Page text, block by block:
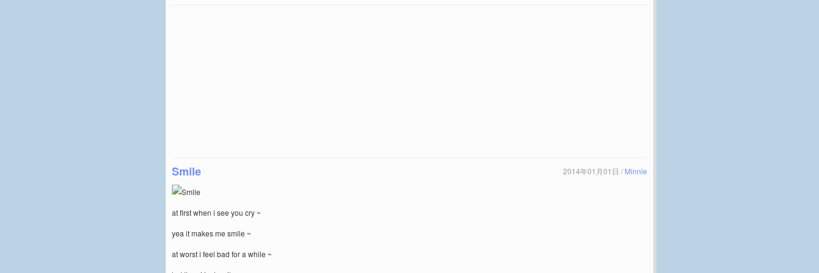
Smile 2014年01月01日 / Minnie
at first when i see you cry ~
yea it makes me smile ~
at worst i feel bad for a while ~